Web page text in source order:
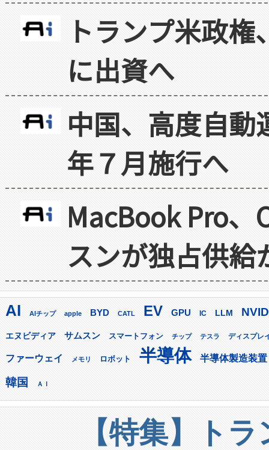
トランプ米政
に出資へ
中国、高度自
年７月施行へ
MacBook Pro
スンが独占供給
AI AIチップ apple BYD CATL EV GPU IC LLM
エヌビディア サムスン スマートフォン チップ テスラ ディスプレ
ファーウェイ メモリ ロボット 半導体 半導体製造装置
韓国 ＡＩ
【特集】ト